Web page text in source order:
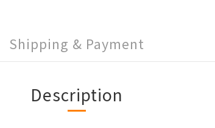
Shipping & Payment
Description